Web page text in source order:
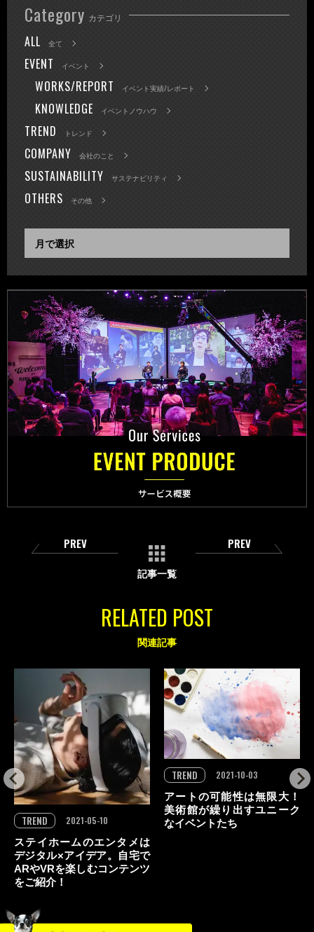
Category カテゴリ
ALL 全て
EVENT イベント
WORKS/REPORT イベント実績/レポート
KNOWLEDGE イベントノウハウ
TREND トレンド
COMPANY 会社のこと
SUSTAINABILITY サステナビリティ
OTHERS その他
PREV
記事一覧
PREV
RELATED POST
関連記事
ステイホームのエンタメは
デジタル×アイデア。自宅で
ARやVRを楽しむコンテンツ
をご紹介！
TREND 2021-05-10
アートの可能性は無限大！
美術館が繰り出すユニーク
なイベントたち
TREND 2021-10-03